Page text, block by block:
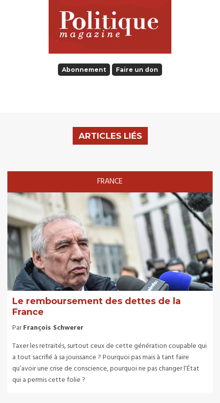
Abonnement Faire un don
ARTICLES LIÉS
FRANCE
Le remboursement des dettes de la
France
ParFrançois Schwerer
Taxer les retraités, surtout ceux de cette génération coupable qui
a tout sacrifié à sa jouissance ? Pourquoi pas mais à tant faire
qu’avoir une crise de conscience, pourquoi ne pas changer l’État
qui a permis cette folie ?